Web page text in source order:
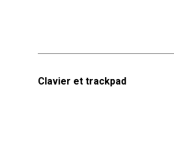
Clavier et trackpad